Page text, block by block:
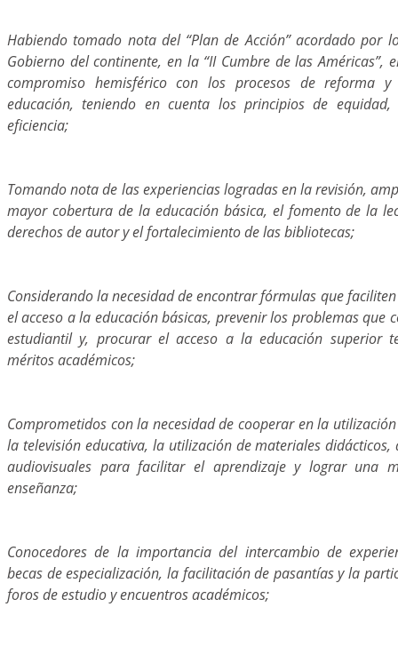
Habiendo tomado nota del “Plan de Acción” acordado por
Gobierno del continente, en la “II Cumbre de las Américas”,
compromiso hemisférico con los procesos de reforma
educación, teniendo en cuenta los principios de
eficiencia;
Tomando nota de las experiencias logradas en la revisión,
mayor cobertura de la educación básica, el fomento de la
derechos de autor y el fortalecimiento de las bibliotecas;
Considerando la necesidad de encontrar fórmulas que
el acceso a la educación básicas, prevenir los problemas que
estudiantil y, procurar el acceso a la educación superior
méritos académicos;
Comprometidos con la necesidad de cooperar en la
la televisión educativa, la utilización de materiales didácticos,
audiovisuales para facilitar el aprendizaje y lograr una
enseñanza;
Conocedores de la importancia del intercambio de
becas de especialización, la facilitación de pasantías y la
foros de estudio y encuentros académicos;